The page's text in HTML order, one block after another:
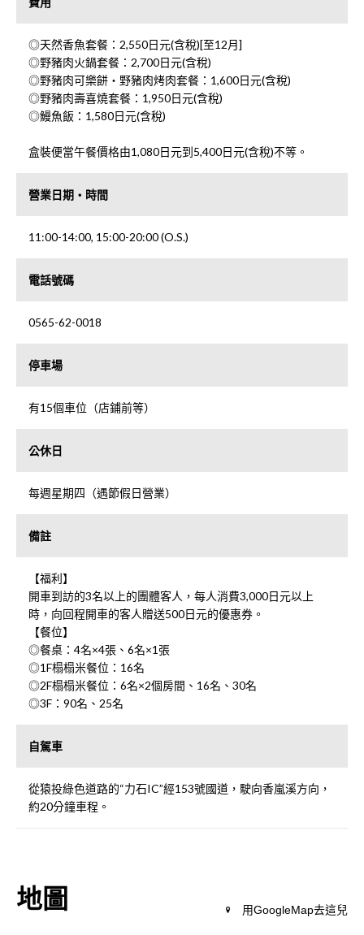
◎天然香魚套餐：2,550日元(含稅)[至12月]
◎野豬肉火鍋套餐：2,700日元(含稅)
◎野豬肉可樂餅・野豬肉烤肉套餐：1,600日元(含稅)
◎野豬肉壽喜燒套餐：1,950日元(含稅)
◎鰻魚飯：1,580日元(含稅)
盒裝便當午餐價格由1,080日元到5,400日元(含稅)不等。
營業日期・時間
11:00-14:00, 15:00-20:00 (O.S.)
電話號碼
0565-62-0018
停車場
有15個車位（店鋪前等）
公休日
每週星期四（遇節假日營業）
備註
【福利】
開車到訪的3名以上的團體客人，每人消費3,000日元以上
時，向回程開車的客人贈送500日元的優惠券。
【餐位】
◎餐桌：4名×4張、6名×1張
◎1F榻榻米餐位：16名
◎2F榻榻米餐位：6名×2個房間、16名、30名
◎3F：90名、25名
自駕車
從猿投綠色道路的“力石IC”經153號國道，駛向香嵐溪方向，
約20分鐘車程。
地圖 用GoogleMap去這兒